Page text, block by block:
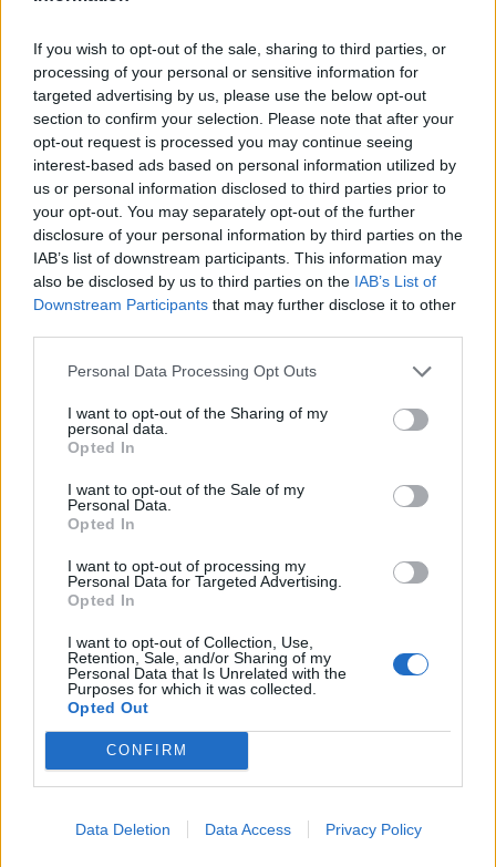
If you wish to opt-out of the sale, sharing to third parties, or
processing of your personal or sensitive information for
targeted advertising by us, please use the below opt-out
section to confirm your selection. Please note that after your
opt-out request is processed you may continue seeing
interest-based ads based on personal information utilized by
us or personal information disclosed to third parties prior to
your opt-out. You may separately opt-out of the further
disclosure of your personal information by third parties on the
IAB’s list of downstream participants. This information may
also be disclosed by us to third parties on the IAB’s List of
Downstream Participants that may further disclose it to other
Personal Data Processing Opt Outs
I want to opt-out of the Sharing of my
personal data.
Opted In
I want to opt-out of the Sale of my
Personal Data.
Opted In
I want to opt-out of processing my
Personal Data for Targeted Advertising.
Opted In
I want to opt-out of Collection, Use,
Retention, Sale, and/or Sharing of my
Personal Data that Is Unrelated with the
Purposes for which it was collected.
Opted Out
CONFIRM
Data Deletion Data Access Privacy Policy
από γυναίκες-πρωταθλήτριες που αλλάζουν τα δεδομένα στον
αθλητισμό, με πρωταγωνίστρια την Άγγ
Αθλητισμός
Ο Άλεξ Χόνολντ σκαρφαλώνει το Taipei 101
– Live στο Netflix το πιο ριψοκίνδυνο event
του 2026
01.10.25
Ο θρυλικός free solo αναρριχητής ετοιμάζεται να ανέβει χωρίς
σχοινιά στον ουρανοξύστη-σύμβολο της Ταϊβάν, σε ένα δίωρο
live τηλεοπτικό υπερθέαμα του Netflix με τίτλο Skyscraper